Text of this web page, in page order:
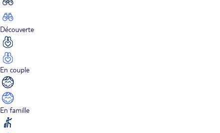
Découverte
En couple
En famille